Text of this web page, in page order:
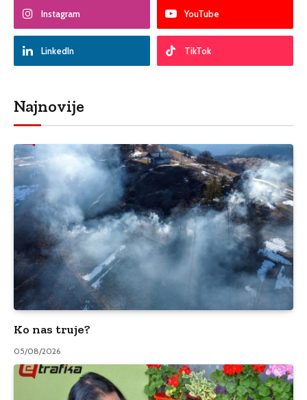
Instagram YouTube
LinkedIn TikTok
Najnovije
Ko nas truje?
05/08/2026